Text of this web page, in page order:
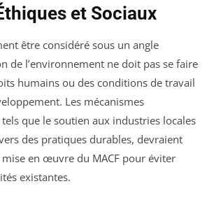
et Sociaux
être considéré sous un angle
de l’environnement ne doit pas se faire
humains ou des conditions de travail
Les mécanismes
tels que le soutien aux industries locales
des pratiques durables, devraient
en œuvre du MACF pour éviter
existantes.